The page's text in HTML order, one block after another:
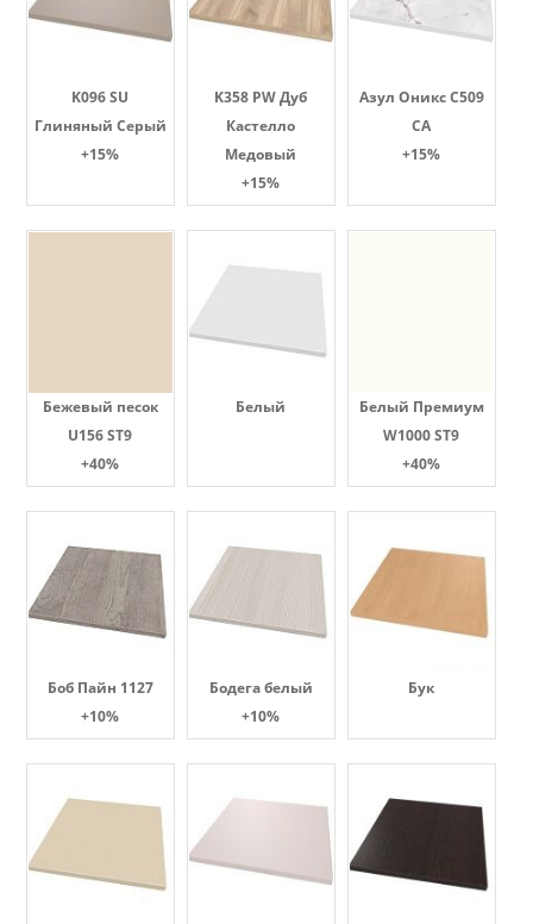
K096 SU
Глиняный Серый
+15%
K358 PW Дуб
Кастелло
Медовый
+15%
Азул Оникс С509
СА
+15%
Бежевый песок
U156 ST9
+40%
Белый
Белый Премиум
W1000 ST9
+40%
Боб Пайн 1127
+10%
Бодега белый
+10%
Бук